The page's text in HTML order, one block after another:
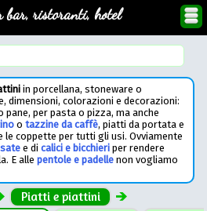
bar, ristoranti, hotel
in porcellana, stoneware o
dimensioni, colorazioni e decorazioni:
per pasta o pizza, ma anche
o tazzine da caffè, piatti da portata e
coppette per tutti gli usi. Ovviamente
e di calici e bicchieriper rendere
E alle pentole e padellenon vogliamo
Piatti e piattini